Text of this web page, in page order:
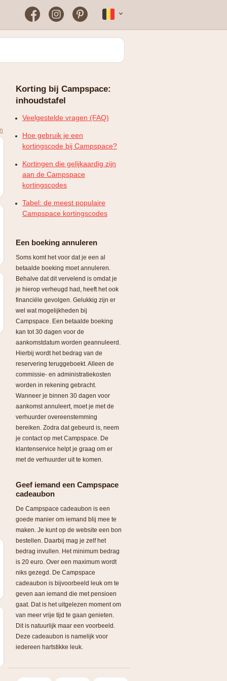
Theater Hotel
– Veelgestelde vragen
FacebookInstagramPinterest
Korting bij Campspace:
inhoudstafel
Veelgestelde vragen (FAQ)
Hoe gebruik je een
kortingscode bij Campspace?
Kortingen die gelijkaardig zijn
aan de Campspace
kortingscodes
Tabel: de meest populaire
Campspace kortingscodes
Een boeking annuleren
Soms komt het voor dat je een al
betaalde boeking moet annuleren.
Behalve dat dit vervelend is omdat je
je hierop verheugd had, heeft het ook
financiële gevolgen. Gelukkig zijn er
wel wat mogelijkheden bij
Campspace. Een betaalde boeking
kan tot 30 dagen voor de
aankomstdatum worden geannuleerd.
Hierbij wordt het bedrag van de
reservering teruggeboekt. Alleen de
commissie- en administratiekosten
worden in rekening gebracht.
Wanneer je binnen 30 dagen voor
aankomst annuleert, moet je met de
verhuurder overeenstemming
bereiken. Zodra dat gebeurd is, neem
je contact op met Campspace. De
klantenservice helpt je graag om er
met de verhuurder uit te komen.
Geef iemand een Campspace
cadeaubon
De Campspace cadeaubon is een
goede manier om iemand blij mee te
maken. Je kunt op de website een bon
bestellen. Daarbij mag je zelf het
bedrag invullen. Het minimum bedrag
is 20 euro. Over een maximum wordt
niks gezegd. De Campspace
cadeaubon is bijvoorbeeld leuk om te
geven aan iemand die met pensioen
gaat. Dat is het uitgelezen moment om
van meer vrije tijd te gaan genieten.
Dit is natuurlijk maar een voorbeeld.
Deze cadeaubon is namelijk voor
iedereen hartstikke leuk.